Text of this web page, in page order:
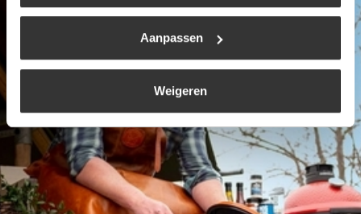
Aanpassen
Weigeren